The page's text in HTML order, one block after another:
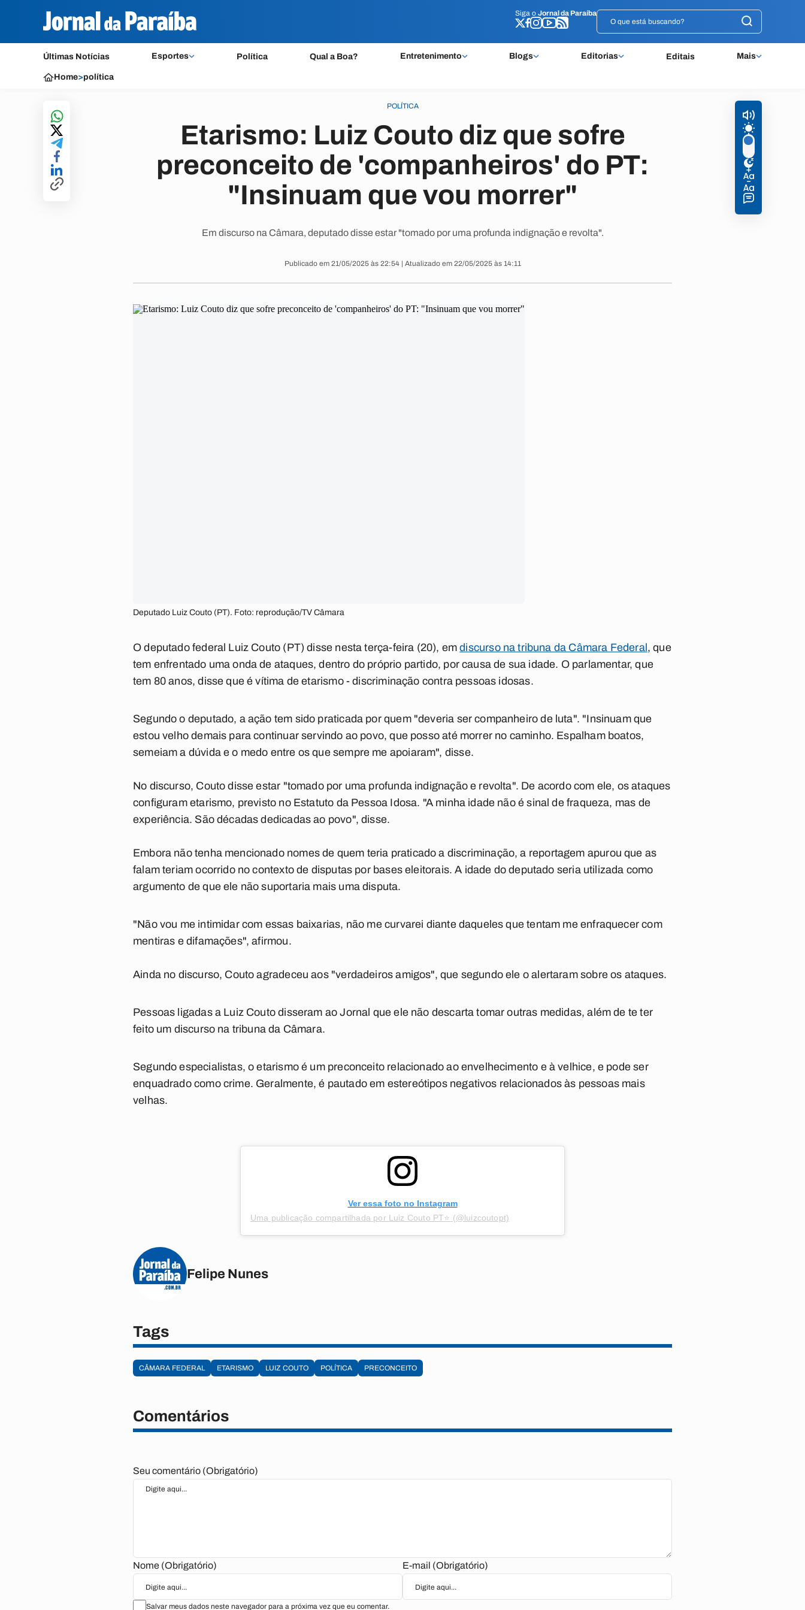
Siga o Jornal da Paraíba
Últimas Notícias Esportes Política Qual a Boa? Entretenimento Blogs Editorias Editais Mais
Siga o Jornal da Paraíba
Home>política
POLÍTICA
Etarismo: Luiz Couto diz que sofre
preconceito de 'companheiros' do PT:
"Insinuam que vou morrer"
Em discurso na Câmara, deputado disse estar "tomado por uma profunda indignação e revolta".
Publicado em 21/05/2025 às 22:54 | Atualizado em 22/05/2025 às 14:11
Deputado Luiz Couto (PT). Foto: reprodução/TV Câmara
O deputado federal Luiz Couto (PT) disse nesta terça-feira (20), emdiscurso na tribuna da Câmara Federal , que
tem enfrentado uma onda de ataques, dentro do próprio partido, por causa de sua idade. O parlamentar, que
tem 80 anos, disse que é vítima de etarismo - discriminação contra pessoas idosas.
Segundo o deputado, a ação tem sido praticada por quem "deveria ser companheiro de luta". "Insinuam que
estou velho demais para continuar servindo ao povo, que posso até morrer no caminho. Espalham boatos,
semeiam a dúvida e o medo entre os que sempre me apoiaram", disse.
No discurso, Couto disse estar "tomado por uma profunda indignação e revolta". De acordo com ele, os ataques
configuram etarismo, previsto no Estatuto da Pessoa Idosa. "A minha idade não é sinal de fraqueza, mas de
experiência. São décadas dedicadas ao povo", disse.
Embora não tenha mencionado nomes de quem teria praticado a discriminação, a reportagem apurou que as
falam teriam ocorrido no contexto de disputas por bases eleitorais. A idade do deputado seria utilizada como
argumento de que ele não suportaria mais uma disputa.
"Não vou me intimidar com essas baixarias, não me curvarei diante daqueles que tentam me enfraquecer com
mentiras e difamações", afirmou.
Ainda no discurso, Couto agradeceu aos "verdadeiros amigos", que segundo ele o alertaram sobre os ataques.
Pessoas ligadas a Luiz Couto disseram ao Jornal que ele não descarta tomar outras medidas, além de te ter
feito um discurso na tribuna da Câmara.
Segundo especialistas, o etarismo é um preconceito relacionado ao envelhecimento e à velhice, e pode ser
enquadrado como crime. Geralmente, é pautado em estereótipos negativos relacionados às pessoas mais
velhas.
Ver essa foto no Instagram
Uma publicação compartilhada por Luiz Couto PT⭐ (@luizcoutopt)
Felipe Nunes
Tags
CÂMARA FEDERAL ETARISMO LUIZ COUTO POLÍTICA PRECONCEITO
Comentários
Seu comentário (Obrigatório)
Nome (Obrigatório) E-mail (Obrigatório)
Salvar meus dados neste navegador para a próxima vez que eu comentar.